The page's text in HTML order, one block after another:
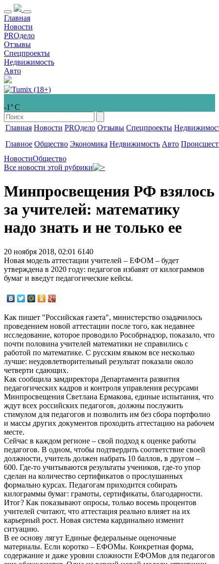
Главная
Новости
PROдело
Отзывы
Спецпроекты
Недвижимость
Авто
-1° С
Главная Новости PROдело Отзывы Спецпроекты
Главное Общество Экономика Недвижимость Авто
НовостиОбщество
Все новости этой рубрики
Минпросвещения РФ взялось
за учителей: математику
надо знать и не только ее
20 ноября 2018, 02:01 6140
Новая модель аттестации учителей – ЕФОМ – будет
утверждена в 2020 году: педагогов избавят от килограммов
бумаг и введут педагогические кейсы.
Как пишет "Российская газета", министерство озадачилось
проведением новой аттестации после того, как недавнее
исследование, которое проводило Рособрнадзор, показало, что
почти половина учителей математики не справились с
работой по математике. С русским языком все несколько
лучше: неудовлетворительный результат показали около
четверти сдающих.
Как сообщила замдиректора Департамента развития
педагогических кадров и контроля управления ресурсами
Минпросвещения Светлана Ермакова, единые испытания, что
ждут всех российских педагогов, должны послужить
стимулом для педагогов и позволить им без сбора портфолио
и массы других документов проходить аттестацию на рабочем
месте.
Сейчас в каждом регионе – свой подход к оценке работы
педагогов. В одном, чтобы подтвердить соответствие своей
должности, учитель должен набрать 10 баллов, в другом –
600. Где-то учитываются результаты учеников, где-то упор
сделан на количество сертификатов о прослушанных
формально курсах. Педагогам приходится собирать
килограммы бумаг: грамоты, сертификаты, благодарности.
Итог? Как показывают опросы, только восемь процентов
учителей считают, что аттестация реально влияет на их
карьерный рост. Новая система кардинально изменит
ситуацию.
В ее основу лягут Единые федеральные оценочные
материалы. Если коротко – ЕФОМы. Конкретная форма,
содержание и даже уровни сложности ЕФОМов для педагогов